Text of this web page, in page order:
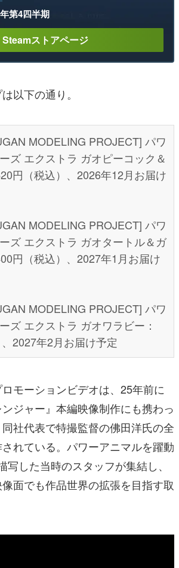
は以下の通り。
MODELING PROJECT] パワ
円（税込）、2026年12月お届け
MODELING PROJECT] パワ
ズ エクストラ ガオタートル＆ガ
MODELING PROJECT] パワ
ズ エクストラ ガオワラビー：
ロモーションビデオは、25年前に
社代表で特撮監督の佛田洋氏の全
れている。パワーアニマルを躍動
写した当時のスタッフが集結し、
面でも作品世界の拡張を目指す取